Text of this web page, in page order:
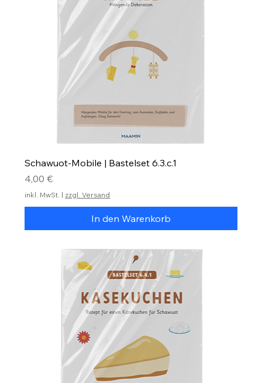
Schawuot-Mobile | Bastelset 6.3.c.1
Preis
4,00 €
inkl. MwSt. | zzgl. Versand
In den Warenkorb